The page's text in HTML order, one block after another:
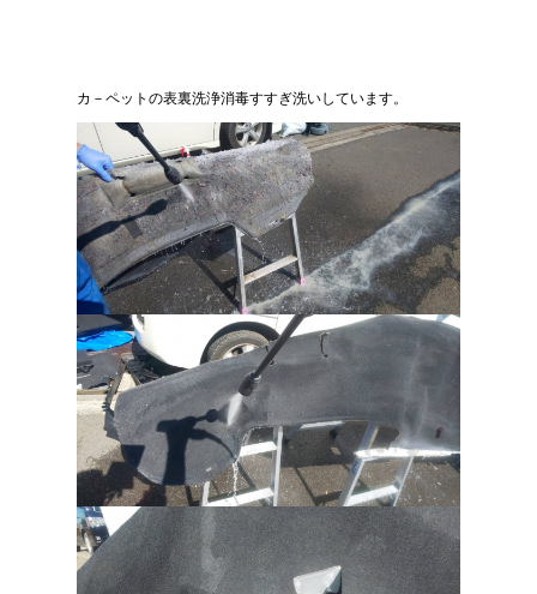
カ－ペットの表裏洗浄消毒すすぎ洗いしています。